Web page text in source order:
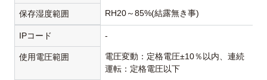
保存湿度範囲 RH20～85%(結露無き事)
IPコード -
使用電圧範囲
電圧変動：定格電圧±10％以内、連続
運転：定格電圧以下